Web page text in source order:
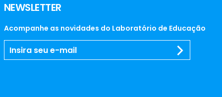
NEWSLETTER
Acompanhe as novidades do Laboratório de Educação